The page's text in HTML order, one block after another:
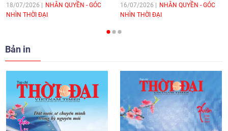
hòa bình, hữu nghị giữa các dân tộc"
cho Đại sứ Hungary tại Việt Nam
[Video] Nhân dân Việt Nam luôn trân
trọng tình cảm của nước Nga
08:02 | 13/06/2026
18/07/2026
NHÂN QUYỀN - GÓC
NHÌN THỜI ĐẠI
16/07/2026
NHÂN QUYỀN - GÓC
NHÌN THỜI ĐẠI
Bản in